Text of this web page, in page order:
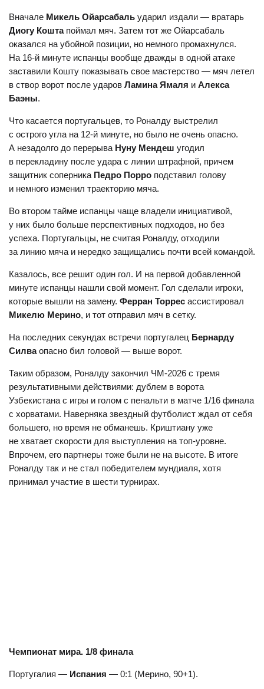
Вначале Микель Ойарсабаль ударил издали — вратарь
Диогу Коштапоймал мяч. Затем тот же Ойарсабаль
оказался на убойной позиции, но немного промахнулся.
На 16-й минуте испанцы вообще дважды в одной атаке
заставили Кошту показывать свое мастерство — мяч летел
в створ ворот после ударов Ламина Ямаля и Алекса
Баэны.
Что касается португальцев, то Роналду выстрелил
с острого угла на 12-й минуте, но было не очень опасно.
А незадолго до перерыва Нуну Мендеш угодил
в перекладину после удара с линии штрафной, причем
защитник соперника Педро Порро подставил голову
и немного изменил траекторию мяча.
Во втором тайме испанцы чаще владели инициативой,
у них было больше перспективных подходов, но без
успеха. Португальцы, не считая Роналду, отходили
за линию мяча и нередко защищались почти всей командой.
Казалось, все решит один гол. И на первой добавленной
минуте испанцы нашли свой момент. Гол сделали игроки,
которые вышли на замену. Ферран Торрес ассистировал
Микелю Мерино, и тот отправил мяч в сетку.
На последних секундах встречи португалец Бернарду
Силваопасно бил головой — выше ворот.
Таким образом, Роналду закончил ЧМ-2026 с тремя
результативными действиями: дублем в ворота
Узбекистана с игры и голом с пенальти в матче 1/16 финала
с хорватами. Наверняка звездный футболист ждал от себя
большего, но время не обманешь. Криштиану уже
не хватает скорости для выступления на топ-уровне.
Впрочем, его партнеры тоже были не на высоте. В итоге
Роналду так и не стал победителем мундиаля, хотя
принимал участие в шести турнирах.
Чемпионат мира. 1/8 финала
Португалия — Испания — 0:1 (Мерино, 90+1).